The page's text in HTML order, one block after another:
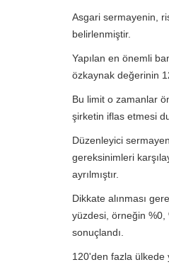
Asgari sermayenin,
belirlenmiştir.
Yapılan en önemli
özkaynak değerinin
Bu limit o zamanlar
şirketin iflas etmesi
Düzenleyici
gereksinimleri
ayrılmıştır.
Dikkate alınması
yüzdesi, örneğin %0,
sonuçlandı.
120'den fazla ülkede